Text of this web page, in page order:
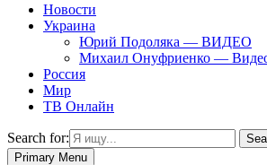
Новости
Украина
Юрий Подоляка — ВИДЕО
Михаил Онуфриенко —
Россия
Мир
ТВ Онлайн
Search for:
Primary Menu